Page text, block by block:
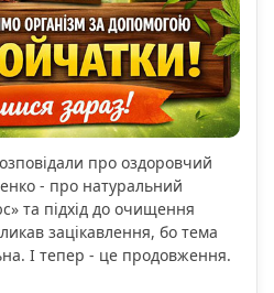
про оздоровчий
- про натуральний
та підхід до очищення
зацікавлення, бо тема
І тепер - це продовження.